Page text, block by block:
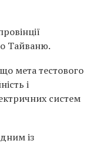
Тайваню.
мета тестового
і
систем
із